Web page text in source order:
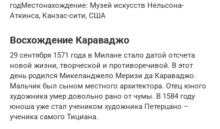
годМестонахождение: Музей искусств Нельсона-
Аткинса, Канзас-сити, США
Восхождение Караваджо
29 сентября 1571 года в Милане стало датой отсчета
новой жизни, творческой и противоречивой. В этот
день родился Микеланджело Меризи да Караваджо.
Мальчик был сыном местного архитектора. Отец юного
художника умер довольно рано от чумы. В 1584 году
юноша уже стал учеником художника Петерцано –
ученика самого Тициана.